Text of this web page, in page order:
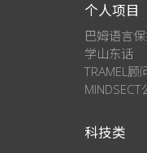
个人项目
巴姆语言
学山东话
TRAMEL顾
MINDSECT
科技类